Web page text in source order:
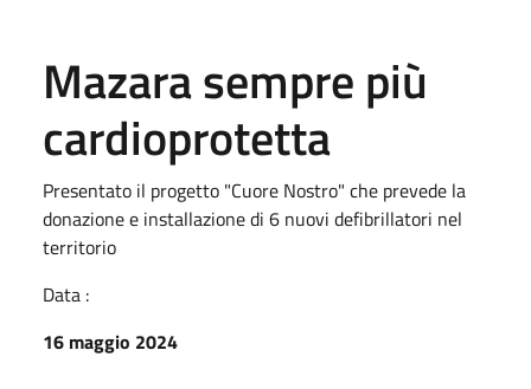
Mazara sempre più
cardioprotetta
Presentato il progetto "Cuore Nostro" che prevede la
donazione e installazione di 6 nuovi defibrillatori nel
territorio
Data :
16 maggio 2024